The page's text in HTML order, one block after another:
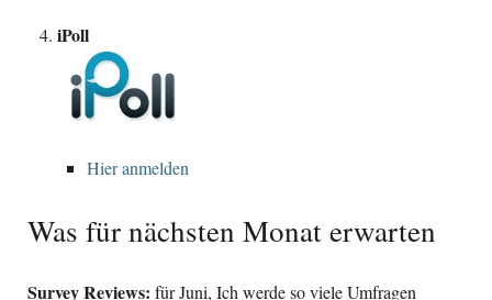
iPoll
Hier anmelden
Was für nächsten Monat erwarten
Survey Reviews: für Juni, Ich werde so viele Umfragen